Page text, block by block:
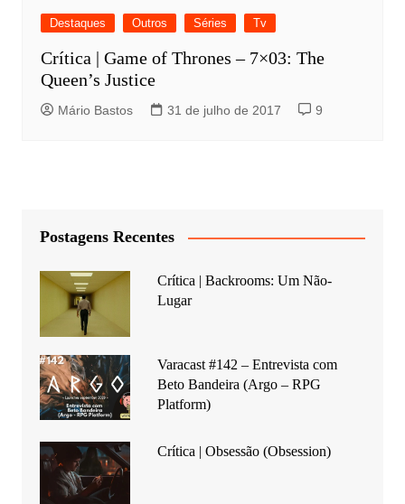
Destaques Outros Séries Tv
Crítica | Game of Thrones – 7×03: The
Queen’s Justice
Mário Bastos 31 de julho de 2017 9
Postagens Recentes
Crítica | Backrooms: Um Não-
Lugar
Varacast #142 – Entrevista com
Beto Bandeira (Argo – RPG
Platform)
Crítica | Obsessão (Obsession)